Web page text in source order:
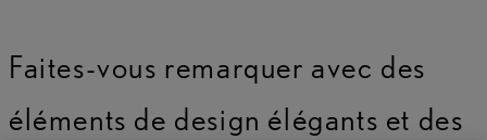
Faites-vous remarquer avec des
éléments de design élégants et des